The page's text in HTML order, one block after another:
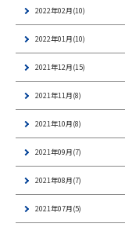
2022年02月(10)
2022年01月(10)
2021年12月(15)
2021年11月(8)
2021年10月(8)
2021年09月(7)
2021年08月(7)
2021年07月(5)